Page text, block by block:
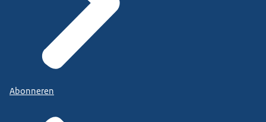
Abonneren